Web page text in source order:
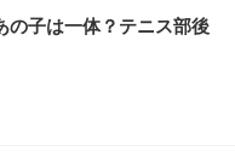
の子は一体？テニス部後